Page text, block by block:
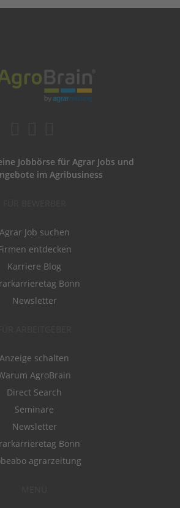
Jobbörse für Agrar Jobs und
im Agribusiness
Agrar Job suchen
entdecken
Karriere Blog
Bonn
Newsletter
Anzeige schalten
AgroBrain
Direct Search
Seminare
Newsletter
Bonn
agrarzeitung